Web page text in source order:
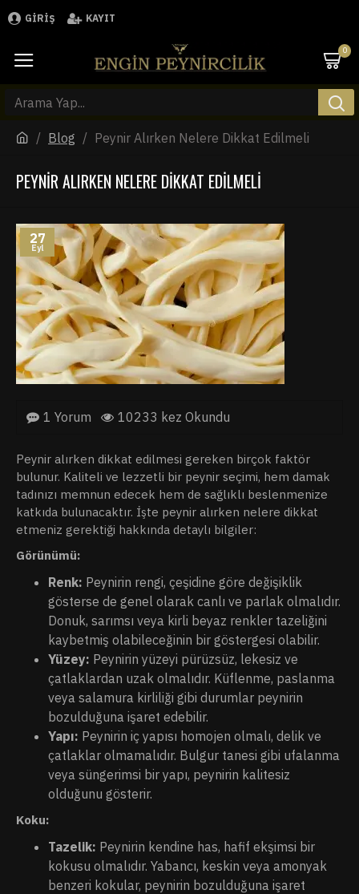
GIRIŞ KAYIT
0
Blog Peynir Alırken Nelere Dikkat Edilmeli
PEYNIR ALIRKEN NELERE DIKKAT EDILMELI
27
Eyl
1 Yorum 10233 kez Okundu
Peynir alırken dikkat edilmesi gereken birçok faktör
bulunur. Kaliteli ve lezzetli bir peynir seçimi, hem damak
tadınızı memnun edecek hem de sağlıklı beslenmenize
katkıda bulunacaktır. İşte peynir alırken nelere dikkat
etmeniz gerektiği hakkında detaylı bilgiler:
Görünümü:
Renk: Peynirin rengi, çeşidine göre değişiklik
gösterse de genel olarak canlı ve parlak olmalıdır.
Donuk, sarımsı veya kirli beyaz renkler tazeliğini
kaybetmiş olabileceğinin bir göstergesi olabilir.
Yüzey: Peynirin yüzeyi pürüzsüz, lekesiz ve
çatlaklardan uzak olmalıdır. Küflenme, paslanma
veya salamura kirliliği gibi durumlar peynirin
bozulduğuna işaret edebilir.
Yapı: Peynirin iç yapısı homojen olmalı, delik ve
çatlaklar olmamalıdır. Bulgur tanesi gibi ufalanma
veya süngerimsi bir yapı, peynirin kalitesiz
olduğunu gösterir.
Koku:
Tazelik: Peynirin kendine has, hafif ekşimsi bir
kokusu olmalıdır. Yabancı, keskin veya amonyak
benzeri kokular, peynirin bozulduğuna işaret